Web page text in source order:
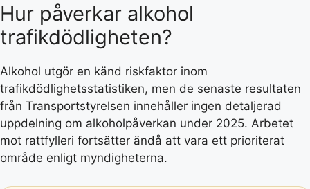
Hur påverkar alkohol
trafikdödligheten?
Alkohol utgör en känd riskfaktor inom
trafikdödlighetsstatistiken, men de senaste resultaten
från Transportstyrelsen innehåller ingen detaljerad
uppdelning om alkoholpåverkan under 2025. Arbetet
mot rattfylleri fortsätter ändå att vara ett prioriterat
område enligt myndigheterna.